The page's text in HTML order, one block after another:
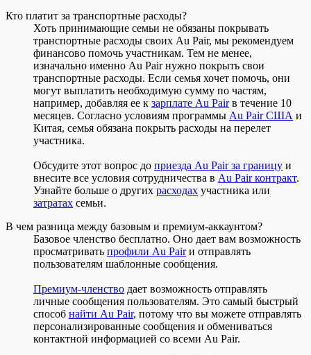
Кто платит за транспортные расходы?
Хоть принимающие семьи не обязаны покрывать
транспортные расходы своих Au Pair, мы рекомендуем
финансово помочь участникам. Тем не менее,
изначально именно Au Pair нужно покрыть свои
транспортные расходы. Если семья хочет помочь, они
могут выплатить необходимую сумму по частям,
например, добавляя ее к зарплате Au Pairв течение 10
месяцев. Согласно условиям программы Au Pair США и
Китая, семья обязана покрыть расходы на перелет
участника.
Обсудите этот вопрос до приезда Au Pair за границу и
внесите все условия сотрудничества в Au Pair контракт.
Узнайте больше о других расходах участника или
затратах семьи.
В чем разница между базовым и премиум-аккаунтом?
Базовое членство бесплатно. Оно дает вам возможность
просматривать профили Au Pairи отправлять
пользователям шаблонные сообщения.
Премиум-членство дает возможность отправлять
личные сообщения пользователям. Это самый быстрый
способ найти Au Pair, потому что вы можете отправлять
персонализированные сообщения и обмениваться
контактной информацией со всеми Au Pair.